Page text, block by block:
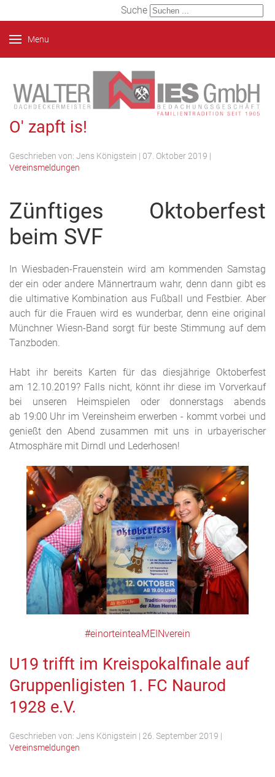
Suche
Menu
O' zapft is!
Geschrieben von: Jens Königstein | 07. Oktober 2019 |
Vereinsmeldungen
Zünftiges Oktoberfest
beim SVF
In Wiesbaden-Frauenstein wird am kommenden Samstag
der ein oder andere Männertraum wahr, denn dann gibt es
die ultimative Kombination aus Fußball und Festbier. Aber
auch für die Frauen wird es wunderbar, denn eine original
Münchner Wiesn-Band sorgt für beste Stimmung auf dem
Tanzboden.
Habt ihr bereits Karten für das diesjährige Oktoberfest
am 12.10.2019? Falls nicht, könnt ihr diese im Vorverkauf
bei unseren Heimspielen oder donnerstags abends
ab 19:00 Uhr im Vereinsheim erwerben - kommt vorbei und
genießt den Abend zusammen mit uns in urbayerischer
Atmosphäre mit Dirndl und Lederhosen!
#einorteinteaMEINverein
U19 trifft im Kreispokalfinale auf
Gruppenligisten 1. FC Naurod
1928 e.V.
Geschrieben von: Jens Königstein | 26. September 2019 |
Vereinsmeldungen